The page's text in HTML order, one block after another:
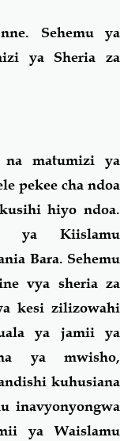
Sehemu ya
ya Sheria za
matumizi ya
pekee cha ndoa
hiyo ndoa.
ya Kiislamu
Bara. Sehemu
vya sheria za
kesi zilizowahi
ya jamii ya
ya mwisho,
kuhusiana
inavyonyongwa
ya Waislamu